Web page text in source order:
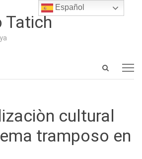
Tatich
Open
cultural
tramposo en
Español